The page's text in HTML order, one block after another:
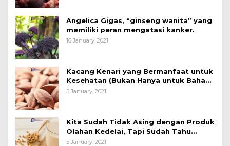
Angelica Gigas, “ginseng wanita” yang
memiliki peran mengatasi kanker.
16 January, 2021
Kacang Kenari yang Bermanfaat untuk
Kesehatan (Bukan Hanya untuk Bahan
Kue)
5 January, 2021
Kita Sudah Tidak Asing dengan Produk
Olahan Kedelai, Tapi Sudah Tahu
Manfaatnya untuk Kesehatan?
5 January, 2021